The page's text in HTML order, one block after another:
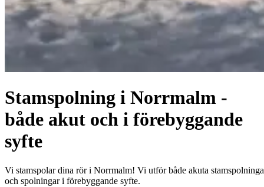
Stamspolning i Norrmalm -
både akut och i förebyggande
syfte
Vi stamspolar dina rör i Norrmalm! Vi utför både akuta
och spolningar i förebyggande syfte.